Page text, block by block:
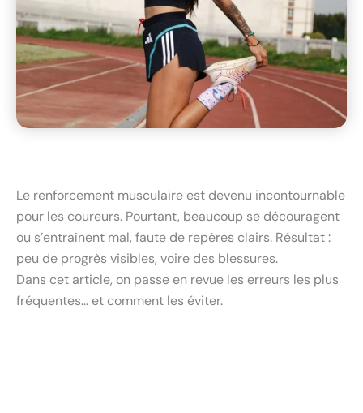
Le renforcement musculaire est devenu incontournable
pour les coureurs. Pourtant, beaucoup se découragent
ou s’entraînent mal, faute de repères clairs. Résultat :
peu de progrès visibles, voire des blessures.
Dans cet article, on passe en revue les erreurs les plus
fréquentes… et comment les éviter.